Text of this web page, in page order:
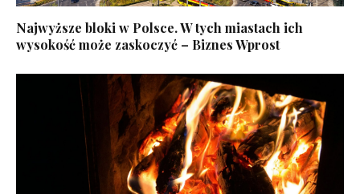
Najwyższe bloki w Polsce. W tych miastach ich
wysokość może zaskoczyć – Biznes Wprost